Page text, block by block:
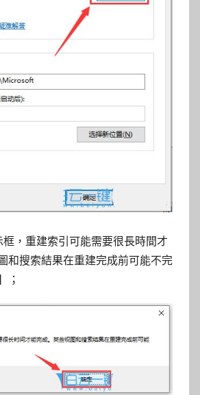
，重建索引可能需要很長時間才
和搜索結果在重建完成前可能不完
；